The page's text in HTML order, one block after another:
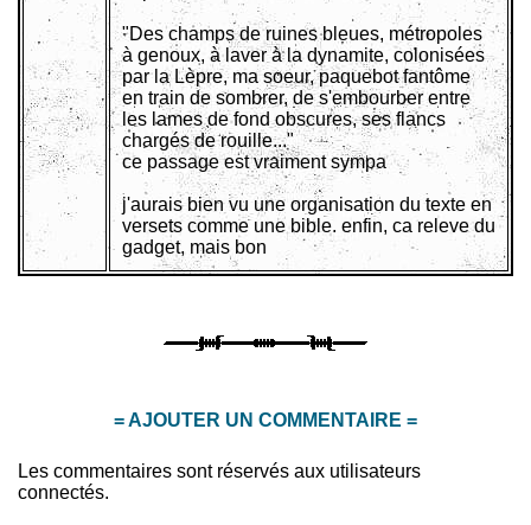
"Des champs de ruines bleues, métropoles
à genoux, à laver à la dynamite, colonisées
par la Lèpre, ma soeur, paquebot fantôme
en train de sombrer, de s'embourber entre
les lames de fond obscures, ses flancs
chargés de rouille..."
ce passage est vraiment sympa
j'aurais bien vu une organisation du texte en
versets comme une bible. enfin, ca releve du
gadget, mais bon
= AJOUTER UN COMMENTAIRE =
Les commentaires sont réservés aux utilisateurs
connectés.